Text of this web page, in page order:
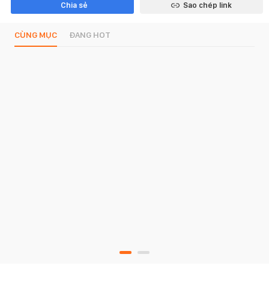
Chia sẻ Sao chép link
CÙNG MỤC ĐANG HOT